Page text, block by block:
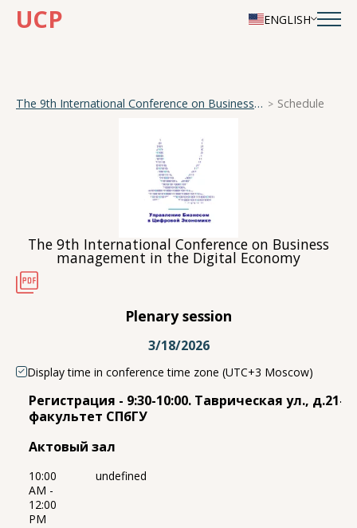
UCP ENGLISH
The 9th International Conference on Business management in the Digital Economy Schedule
The 9th International Conference on Business
management in the Digital Economy
Plenary session
3/18/2026
Display time in conference time zone (UTC+3 Moscow)
Регистрация - 9:30-10:00. Таврическая ул., д.21-
факультет СПбГУ
Актовый зал
10:00
AM -
12:00
PM
undefined